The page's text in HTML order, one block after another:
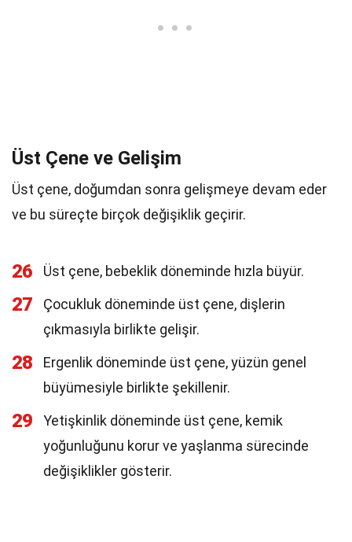
Üst Çene ve Gelişim
Üst çene, doğumdan sonra gelişmeye devam eder
ve bu süreçte birçok değişiklik geçirir.
26 Üst çene, bebeklik döneminde hızla büyür.
27
Çocukluk döneminde üst çene, dişlerin
çıkmasıyla birlikte gelişir.
28
Ergenlik döneminde üst çene, yüzün genel
büyümesiyle birlikte şekillenir.
29
Yetişkinlik döneminde üst çene, kemik
yoğunluğunu korur ve yaşlanma sürecinde
değişiklikler gösterir.